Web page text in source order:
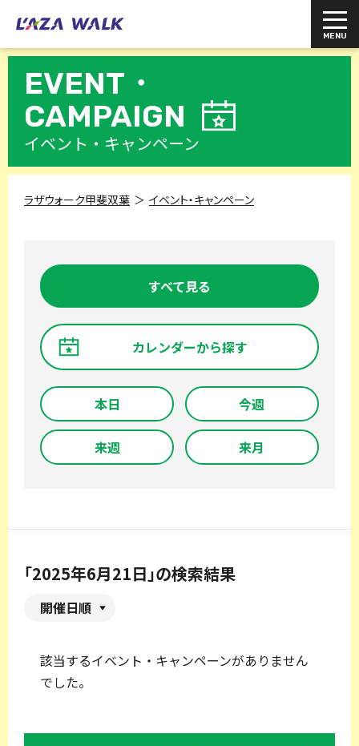
EVENT・
CAMPAIGN
イベント・キャンペーン
ラザウォーク甲斐双葉 イベント・キャンペーン
すべて見る
カレンダーから探す
本日 今週
来週 来月
「2025年6月21日」の検索結果
開催日順
該当するイベント・キャンペーンがありません
でした。